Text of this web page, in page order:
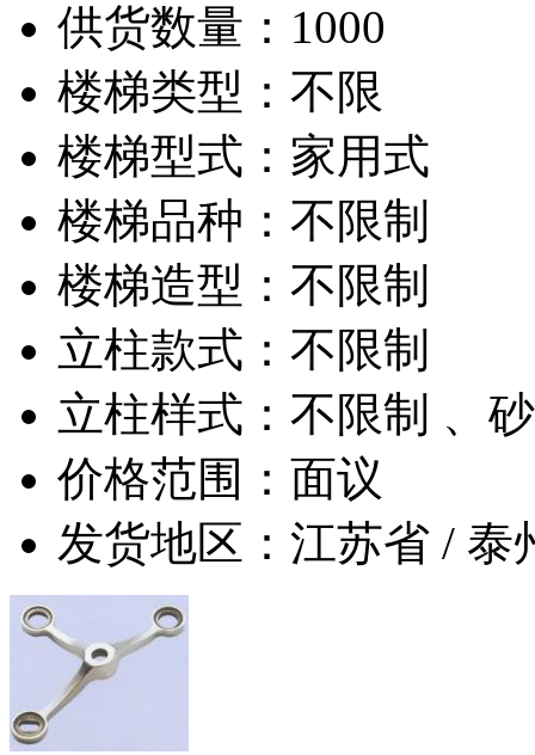
供货数量：1000
楼梯类型：不限
楼梯型式：家用式
楼梯品种：不限制
楼梯造型：不限制
立柱款式：不限制
立柱样式：不限制 、
价格范围：面议
发货地区：江苏省 / 泰